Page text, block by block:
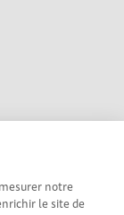
notre
le site de